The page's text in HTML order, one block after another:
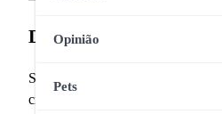
Opinião
Pets
Discussão sobre
Segundo as interpretações feitas
cinematográfico como